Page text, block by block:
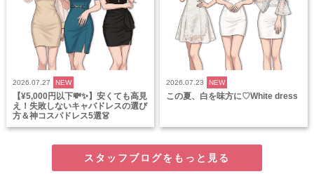
2026.07.27 NEW
【¥5,000円以下💸✨】安くても高見
え！失敗しないキャバドレスの選び
方＆神コスパドレス5選👗
2026.07.23 NEW
この夏、白を味方に♡White dress
スタッフブログをもっと見る